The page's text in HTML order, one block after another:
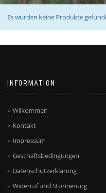
Es wurden keine Produkte
INFORMATION
Wilkommen
Kontakt
Impressum
Geschäftsbedingungen
Datenschutzerklärung
Widerruf und Stornierung